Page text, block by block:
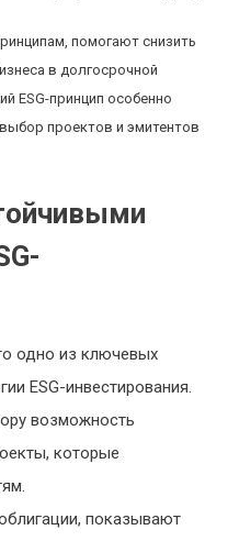
помогают снизить
в долгосрочной
ESG-принцип особенно
проектов и эмитентов
одно из ключевых
ESG-инвестирования.
возможность
которые
показывают